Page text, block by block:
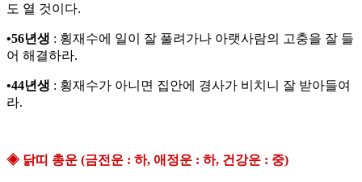
도 열 것이다.
•56년생 : 횡재수에 일이 잘 풀려가나 아랫사람의 고충을 잘 들
어 해결하라.
•44년생 : 횡재수가 아니면 집안에 경사가 비치니 잘 받아들여
라.
◈ 닭띠 총운 (금전운 : 하, 애정운 : 하, 건강운 : 중)